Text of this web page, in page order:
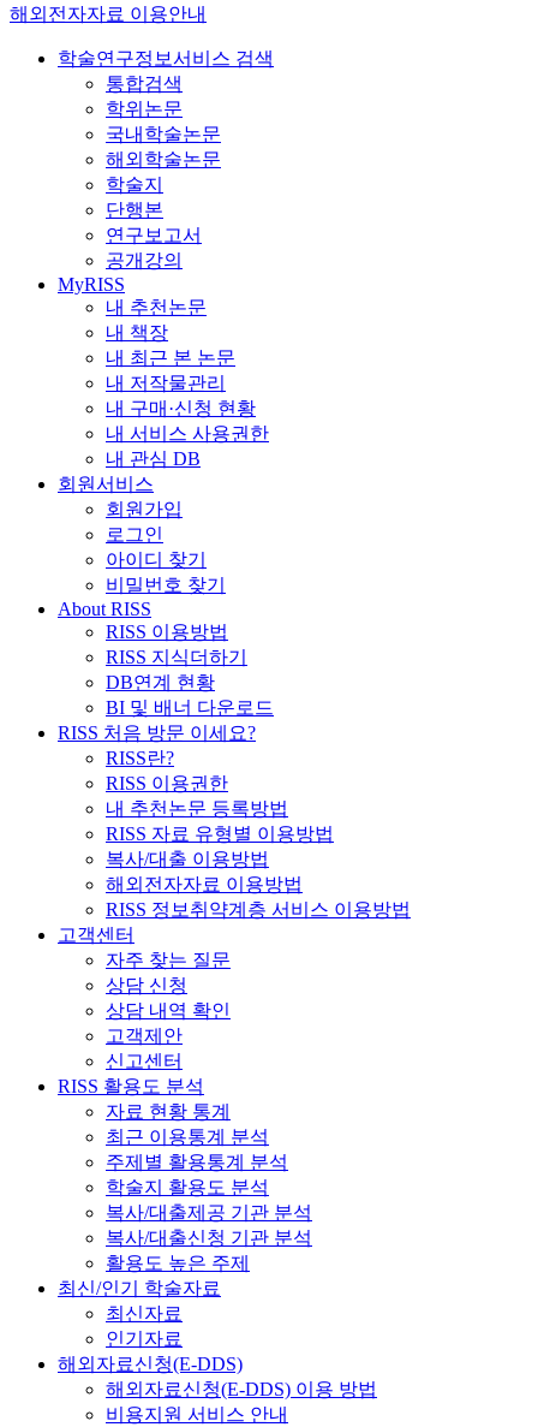
해외전자자료 이용안내
학술연구정보서비스 검색
통합검색
학위논문
국내학술논문
해외학술논문
학술지
단행본
연구보고서
공개강의
MyRISS
내 추천논문
내 책장
내 최근 본 논문
내 저작물관리
내 구매·신청 현황
내 서비스 사용권한
내 관심 DB
회원서비스
회원가입
로그인
아이디 찾기
비밀번호 찾기
About RISS
RISS 이용방법
RISS 지식더하기
DB연계 현황
BI 및 배너 다운로드
RISS 처음 방문 이세요?
RISS란?
RISS 이용권한
내 추천논문 등록방법
RISS 자료 유형별 이용방법
복사/대출 이용방법
해외전자자료 이용방법
RISS 정보취약계층 서비스 이용방법
고객센터
자주 찾는 질문
상담 신청
상담 내역 확인
고객제안
신고센터
RISS 활용도 분석
자료 현황 통계
최근 이용통계 분석
주제별 활용통계 분석
학술지 활용도 분석
복사/대출제공 기관 분석
복사/대출신청 기관 분석
활용도 높은 주제
최신/인기 학술자료
최신자료
인기자료
해외자료신청(E-DDS)
해외자료신청(E-DDS) 이용 방법
비용지원 서비스 안내